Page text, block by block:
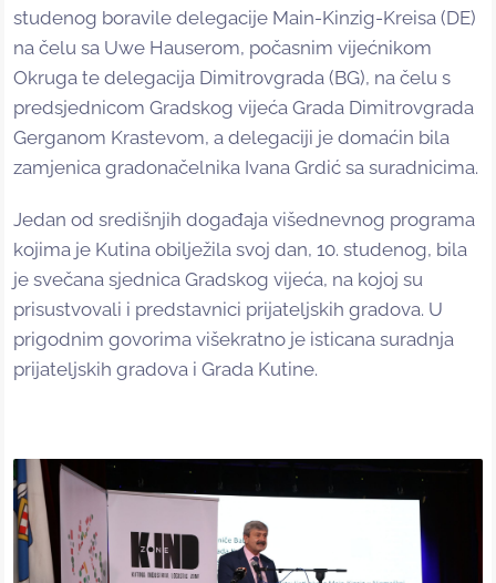
studenog boravile delegacije Main-Kinzig-Kreisa (DE)
na čelu sa Uwe Hauserom, počasnim vijećnikom
Okruga te delegacija Dimitrovgrada (BG), na čelu s
predsjednicom Gradskog vijeća Grada Dimitrovgrada
Gerganom Krastevom, a delegaciji je domaćin bila
zamjenica gradonačelnika Ivana Grdić sa suradnicima.
Jedan od središnjih događaja višednevnog programa
kojima je Kutina obilježila svoj dan, 10. studenog, bila
je svečana sjednica Gradskog vijeća, na kojoj su
prisustvovali i predstavnici prijateljskih gradova. U
prigodnim govorima višekratno je isticana suradnja
prijateljskih gradova i Grada Kutine.